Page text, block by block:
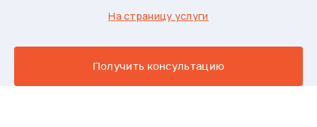
На страницу услуги
Получить консультацию